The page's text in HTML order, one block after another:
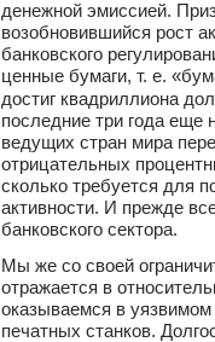
денежной эмиссией.
возобновившийся рост
банковского
ценные бумаги, т. е.
достиг квадриллиона
последние три года еще
ведущих стран мира
отрицательных
сколько требуется для
активности. И прежде
банковского сектора.
Мы же со своей
отражается в
оказываемся в
печатных станков.